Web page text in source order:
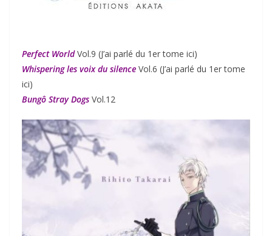
Perfect WorldVol.9 (J’ai parlé du 1er tome ici)
Whispering les voix du silence Vol.6 (J’ai parlé du 1er tome
ici)
Bungô Stray Dogs Vol.12